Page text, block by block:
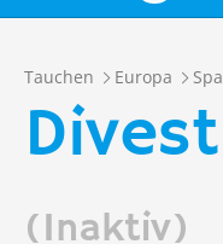
Tauchen Europa
(Inaktiv)